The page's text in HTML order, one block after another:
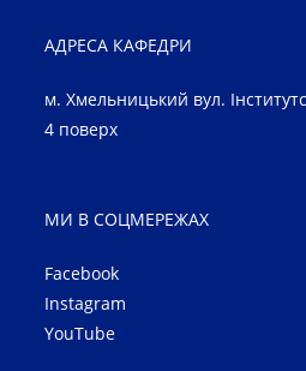
АДРЕСА КАФЕДРИ
м. Хмельницький вул.
4 поверх
МИ В СОЦМЕРЕЖАХ
Facebook
Instagram
YouTube